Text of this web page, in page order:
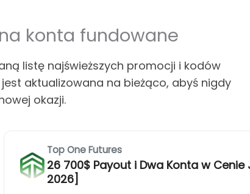
konta fundowane
listę najświeższych promocji i kodów
aktualizowana na bieżąco, abyś nigdy
okazji.
Top One Futures
26 700$ Payout i Dwa Konta w
2026]